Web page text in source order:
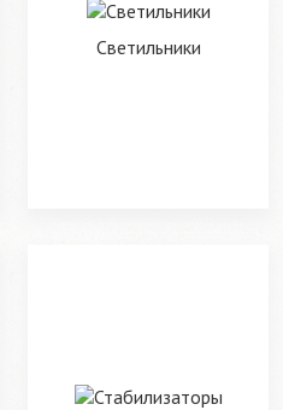
Светильники